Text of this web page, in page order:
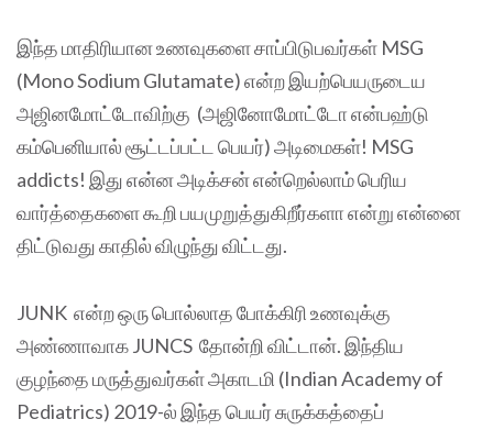
இந்த மாதிரியான உணவுகளை சாப்பிடுபவர்கள் MSG
(Mono Sodium Glutamate) என்ற இயற்பெயருடைய
அஜினமோட்டோவிற்கு (அஜினோமோட்டோ என்பஹ்டு
கம்பெனியால் சூட்டப்பட்ட பெயர்) அடிமைகள்! MSG
addicts! இது என்ன அடிக்சன் என்றெல்லாம் பெரிய
வார்த்தைகளை கூறி பயமுறுத்துகிறீர்களா என்று என்னை
திட்டுவது காதில் விழுந்து விட்டது.
JUNK என்ற ஒரு பொல்லாத போக்கிரி உணவுக்கு
அண்ணாவாக JUNCS தோன்றி விட்டான். இந்திய
குழந்தை மருத்துவர்கள் அகாடமி (Indian Academy of
Pediatrics) 2019-ல் இந்த பெயர் சுருக்கத்தைப்